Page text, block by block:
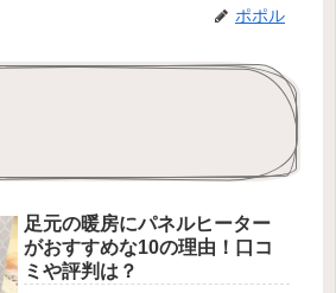
ポポル
足元の暖房にパネルヒーター
がおすすめな10の理由！口コ
ミや評判は？